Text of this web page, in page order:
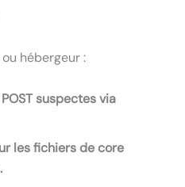
hébergeur :
suspectes via
les fichiers de core